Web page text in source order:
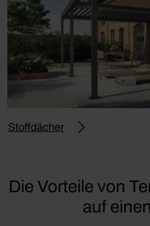
Stoffdächer
Die Vorteile von
auf